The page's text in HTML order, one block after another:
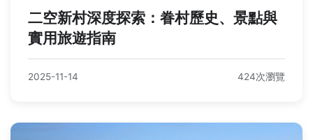
二空新村深度探索：眷村歷史、景點與
實用旅遊指南
2025-11-14 424次瀏覽